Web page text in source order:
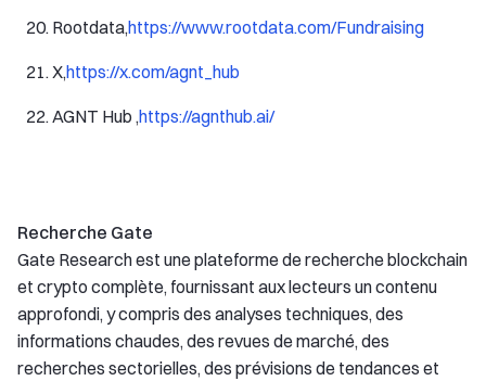
Rootdata,https://www.rootdata.com/Fundraising
X,https://x.com/agnt_hub
AGNT Hub ,https://agnthub.ai/
Recherche Gate
Gate Research est une plateforme de recherche blockchain
et crypto complète, fournissant aux lecteurs un contenu
approfondi, y compris des analyses techniques, des
informations chaudes, des revues de marché, des
recherches sectorielles, des prévisions de tendances et